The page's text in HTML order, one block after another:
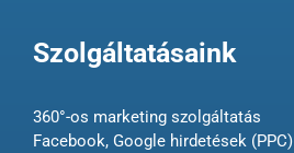
Szolgáltatásaink
360°-os marketing szolgáltatás
Facebook, Google hirdetések (PPC)